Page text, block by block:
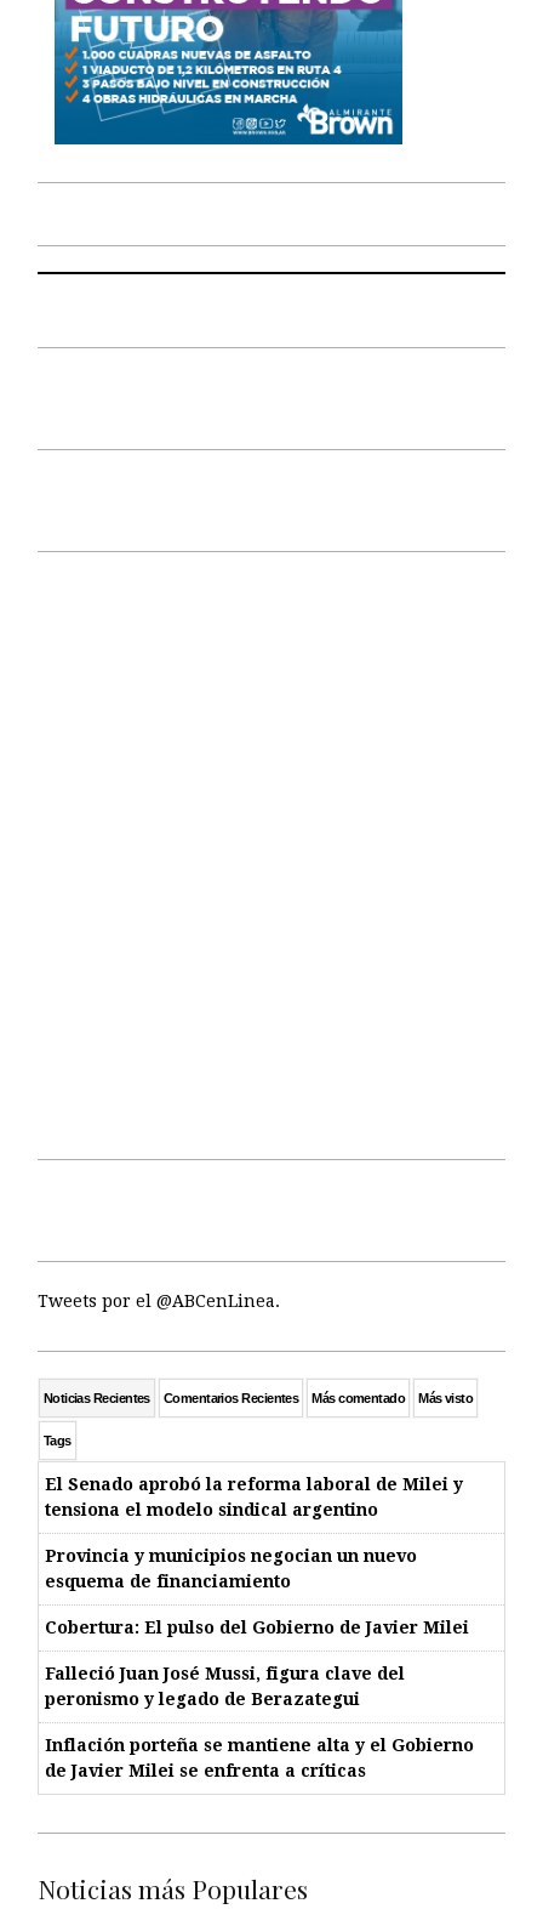
Tweets por el @ABCenLinea.
Noticias Recientes Comentarios Recientes Más comentado Más visto
Tags
El Senado aprobó la reforma laboral de Milei y
tensiona el modelo sindical argentino
Provincia y municipios negocian un nuevo
esquema de financiamiento
Cobertura: El pulso del Gobierno de Javier Milei
Falleció Juan José Mussi, figura clave del
peronismo y legado de Berazategui
Inflación porteña se mantiene alta y el Gobierno
de Javier Milei se enfrenta a críticas
Noticias más Populares